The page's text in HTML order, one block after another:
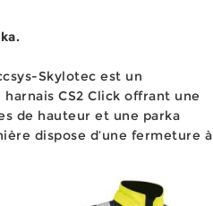
Skylotec est un
CS2 Click offrant une
de hauteur et une parka
dispose d’une fermeture à